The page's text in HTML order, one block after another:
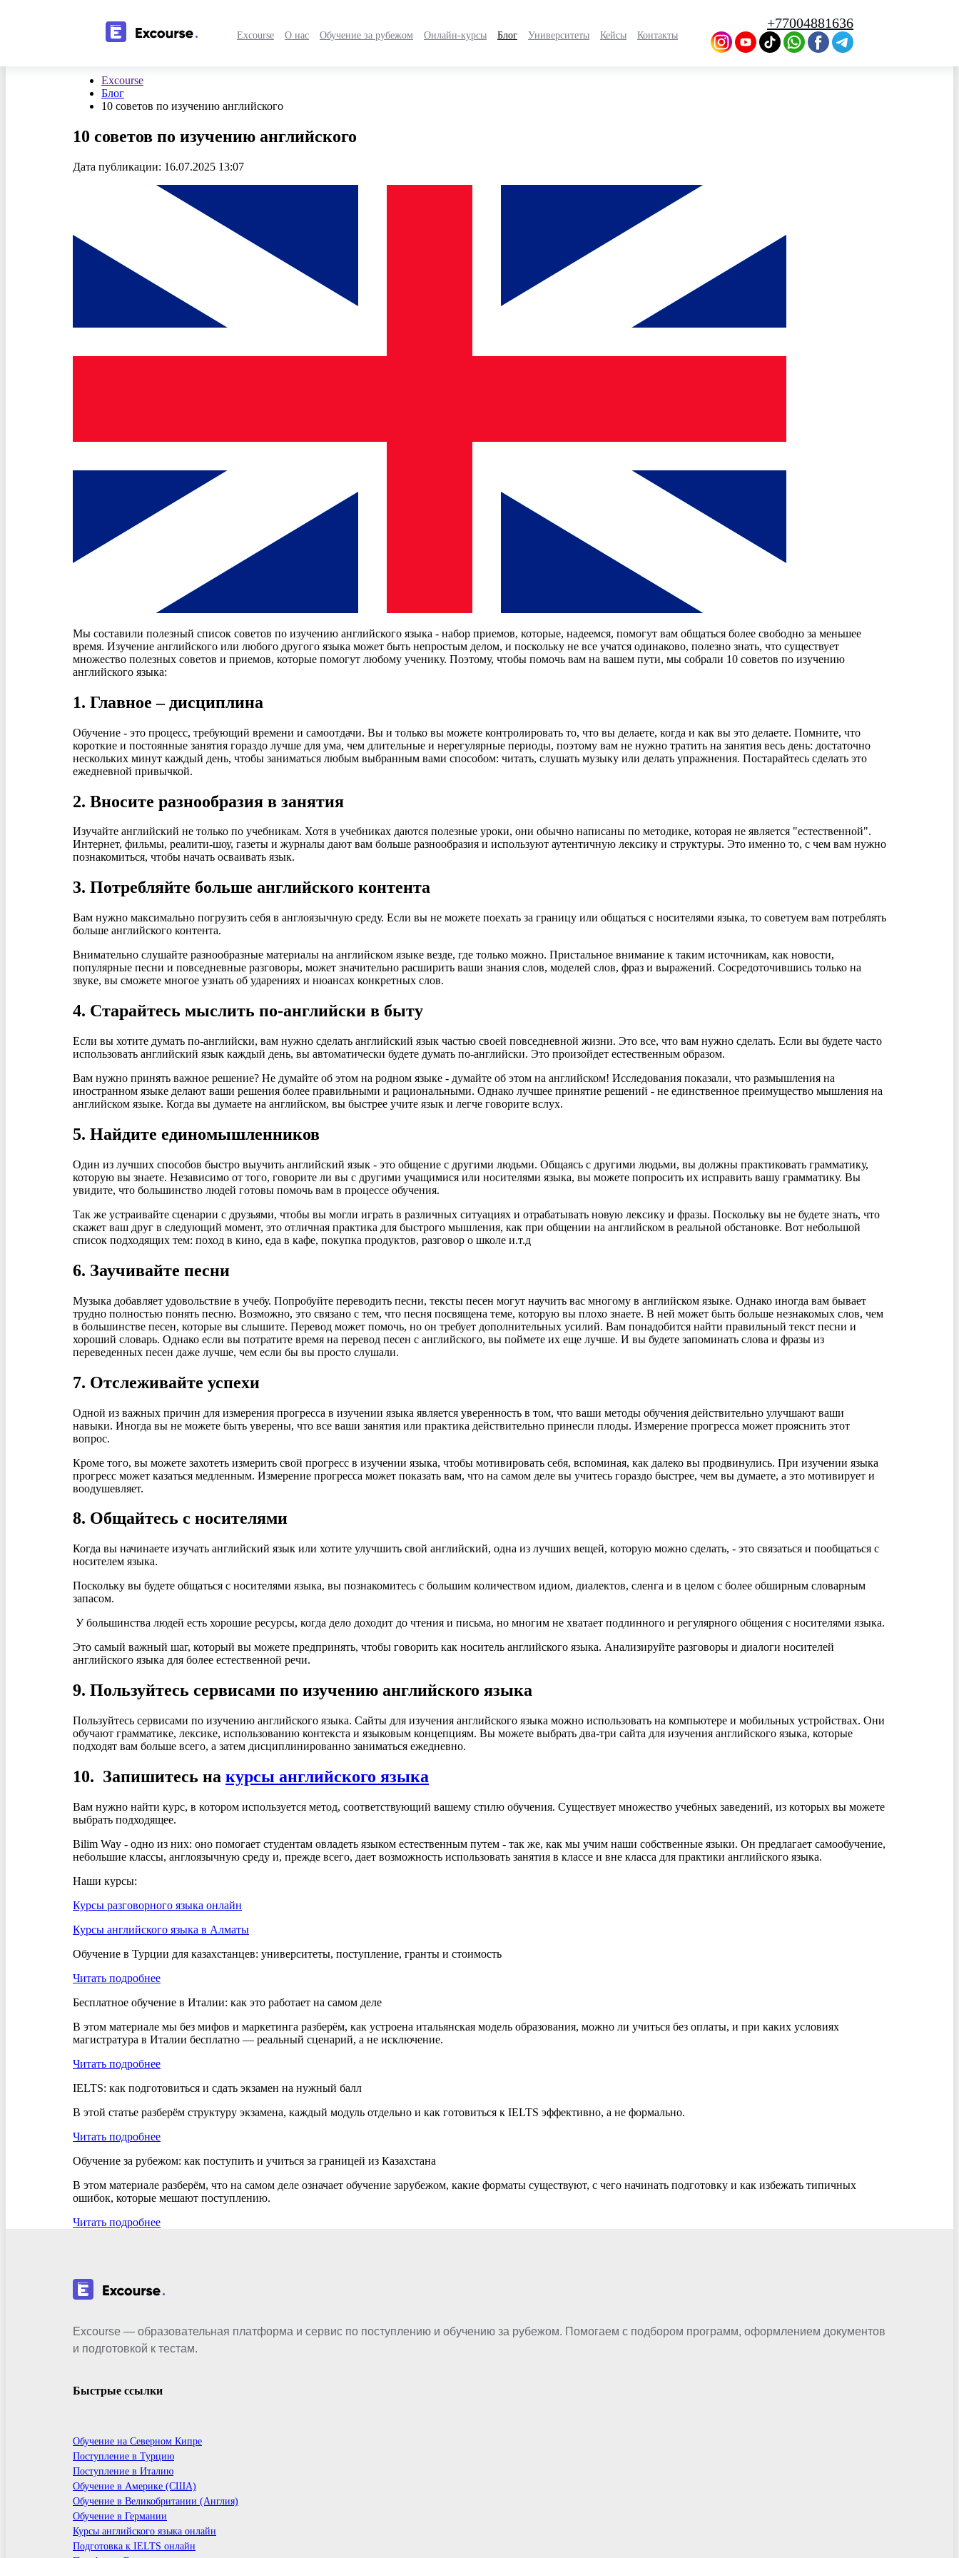
Excourse О нас Обучение за рубежом Онлайн-курсы Блог Университеты Кейсы Контакты
+77004881636
Excourse
Блог
10 советов по изучению английского
10 советов по изучению английского
Дата публикации: 16.07.2025 13:07
Мы составили полезный список советов по изучению английского языка - набор приемов, которые, надеемся, помогут вам общаться более свободно за меньшее
время. Изучение английского или любого другого языка может быть непростым делом, и поскольку не все учатся одинаково, полезно знать, что существует
множество полезных советов и приемов, которые помогут любому ученику. Поэтому, чтобы помочь вам на вашем пути, мы собрали 10 советов по изучению
английского языка:
1. Главное – дисциплина
Обучение - это процесс, требующий времени и самоотдачи. Вы и только вы можете контролировать то, что вы делаете, когда и как вы это делаете. Помните, что
короткие и постоянные занятия гораздо лучше для ума, чем длительные и нерегулярные периоды, поэтому вам не нужно тратить на занятия весь день: достаточно
нескольких минут каждый день, чтобы заниматься любым выбранным вами способом: читать, слушать музыку или делать упражнения. Постарайтесь сделать это
ежедневной привычкой.
2. Вносите разнообразия в занятия
Изучайте английский не только по учебникам. Хотя в учебниках даются полезные уроки, они обычно написаны по методике, которая не является "естественной".
Интернет, фильмы, реалити-шоу, газеты и журналы дают вам больше разнообразия и используют аутентичную лексику и структуры. Это именно то, с чем вам нужно
познакомиться, чтобы начать осваивать язык.
3. Потребляйте больше английского контента
Вам нужно максимально погрузить себя в англоязычную среду. Если вы не можете поехать за границу или общаться с носителями языка, то советуем вам потреблять
больше английского контента.
Внимательно слушайте разнообразные материалы на английском языке везде, где только можно. Пристальное внимание к таким источникам, как новости,
популярные песни и повседневные разговоры, может значительно расширить ваши знания слов, моделей слов, фраз и выражений. Сосредоточившись только на
звуке, вы сможете многое узнать об ударениях и нюансах конкретных слов.
4. Старайтесь мыслить по-английски в быту
Если вы хотите думать по-английски, вам нужно сделать английский язык частью своей повседневной жизни. Это все, что вам нужно сделать. Если вы будете часто
использовать английский язык каждый день, вы автоматически будете думать по-английски. Это произойдет естественным образом.
Вам нужно принять важное решение? Не думайте об этом на родном языке - думайте об этом на английском! Исследования показали, что размышления на
иностранном языке делают ваши решения более правильными и рациональными. Однако лучшее принятие решений - не единственное преимущество мышления на
английском языке. Когда вы думаете на английском, вы быстрее учите язык и легче говорите вслух.
5. Найдите единомышленников
Один из лучших способов быстро выучить английский язык - это общение с другими людьми. Общаясь с другими людьми, вы должны практиковать грамматику,
которую вы знаете. Независимо от того, говорите ли вы с другими учащимися или носителями языка, вы можете попросить их исправить вашу грамматику. Вы
увидите, что большинство людей готовы помочь вам в процессе обучения.
Так же устраивайте сценарии с друзьями, чтобы вы могли играть в различных ситуациях и отрабатывать новую лексику и фразы. Поскольку вы не будете знать, что
скажет ваш друг в следующий момент, это отличная практика для быстрого мышления, как при общении на английском в реальной обстановке. Вот небольшой
список подходящих тем: поход в кино, еда в кафе, покупка продуктов, разговор о школе и.т.д
6. Заучивайте песни
Музыка добавляет удовольствие в учебу. Попробуйте переводить песни, тексты песен могут научить вас многому в английском языке. Однако иногда вам бывает
трудно полностью понять песню. Возможно, это связано с тем, что песня посвящена теме, которую вы плохо знаете. В ней может быть больше незнакомых слов, чем
в большинстве песен, которые вы слышите. Перевод может помочь, но он требует дополнительных усилий. Вам понадобится найти правильный текст песни и
хороший словарь. Однако если вы потратите время на перевод песен с английского, вы поймете их еще лучше. И вы будете запоминать слова и фразы из
переведенных песен даже лучше, чем если бы вы просто слушали.
7. Отслеживайте успехи
Одной из важных причин для измерения прогресса в изучении языка является уверенность в том, что ваши методы обучения действительно улучшают ваши
навыки. Иногда вы не можете быть уверены, что все ваши занятия или практика действительно принесли плоды. Измерение прогресса может прояснить этот
вопрос.
Кроме того, вы можете захотеть измерить свой прогресс в изучении языка, чтобы мотивировать себя, вспоминая, как далеко вы продвинулись. При изучении языка
прогресс может казаться медленным. Измерение прогресса может показать вам, что на самом деле вы учитесь гораздо быстрее, чем вы думаете, а это мотивирует и
воодушевляет.
8. Общайтесь с носителями
Когда вы начинаете изучать английский язык или хотите улучшить свой английский, одна из лучших вещей, которую можно сделать, - это связаться и пообщаться с
носителем языка.
Поскольку вы будете общаться с носителями языка, вы познакомитесь с большим количеством идиом, диалектов, сленга и в целом с более обширным словарным
запасом.
У большинства людей есть хорошие ресурсы, когда дело доходит до чтения и письма, но многим не хватает подлинного и регулярного общения с носителями языка.
Это самый важный шаг, который вы можете предпринять, чтобы говорить как носитель английского языка. Анализируйте разговоры и диалоги носителей
английского языка для более естественной речи.
9. Пользуйтесь сервисами по изучению английского языка
Пользуйтесь сервисами по изучению английского языка. Сайты для изучения английского языка можно использовать на компьютере и мобильных устройствах. Они
обучают грамматике, лексике, использованию контекста и языковым концепциям. Вы можете выбрать два-три сайта для изучения английского языка, которые
подходят вам больше всего, а затем дисциплинированно заниматься ежедневно.
10. Запишитесь на курсы английского языка
Вам нужно найти курс, в котором используется метод, соответствующий вашему стилю обучения. Существует множество учебных заведений, из которых вы можете
выбрать подходящее.
Bilim Way - одно из них: оно помогает студентам овладеть языком естественным путем - так же, как мы учим наши собственные языки. Он предлагает самообучение,
небольшие классы, англоязычную среду и, прежде всего, дает возможность использовать занятия в классе и вне класса для практики английского языка.
Наши курсы:
Курсы разговорного языка онлайн
Курсы английского языка в Алматы
Обучение в Турции для казахстанцев: университеты, поступление, гранты и стоимость
Читать подробнее
Бесплатное обучение в Италии: как это работает на самом деле
В этом материале мы без мифов и маркетинга разберём, как устроена итальянская модель образования, можно ли учиться без оплаты, и при каких условиях
магистратура в Италии бесплатно — реальный сценарий, а не исключение.
Читать подробнее
IELTS: как подготовиться и сдать экзамен на нужный балл
В этой статье разберём структуру экзамена, каждый модуль отдельно и как готовиться к IELTS эффективно, а не формально.
Читать подробнее
Обучение за рубежом: как поступить и учиться за границей из Казахстана
В этом материале разберём, что на самом деле означает обучение зарубежом, какие форматы существуют, с чего начинать подготовку и как избежать типичных
ошибок, которые мешают поступлению.
Читать подробнее
Excourse — образовательная платформа и сервис по поступлению и обучению за рубежом. Помогаем с подбором программ, оформлением документов
и подготовкой к тестам.
Быстрые ссылки
Обучение на Северном Кипре
Поступление в Турцию
Поступление в Италию
Обучение в Америке (США)
Обучение в Великобритании (Англия)
Обучение в Германии
Курсы английского языка онлайн
Подготовка к IELTS онлайн